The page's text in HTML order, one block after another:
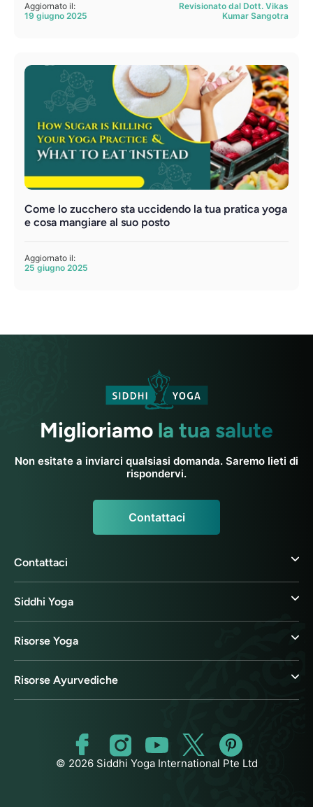
Aggiornato il:
19 giugno 2025
Revisionato dal Dott. Vikas
Kumar Sangotra
Come lo zucchero sta uccidendo la tua pratica yoga
e cosa mangiare al suo posto
Aggiornato il:
25 giugno 2025
Miglioriamo la tua salute
Non esitate a inviarci qualsiasi domanda. Saremo lieti di
rispondervi.
Contattaci
Contattaci
Siddhi Yoga
Risorse Yoga
Risorse Ayurvediche
© 2026 Siddhi Yoga International Pte Ltd